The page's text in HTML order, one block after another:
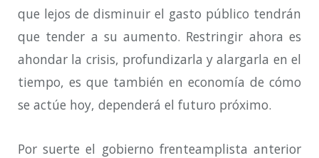
que lejos de disminuir el gasto público tendrán
que tender a su aumento. Restringir ahora es
ahondar la crisis, profundizarla y alargarla en el
tiempo, es que también en economía de cómo
se actúe hoy, dependerá el futuro próximo.
Por suerte el gobierno frenteamplista anterior